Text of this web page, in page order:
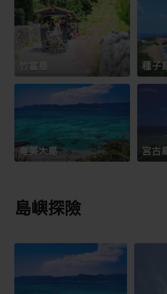
種子
奄美大島 宮古
島嶼探險